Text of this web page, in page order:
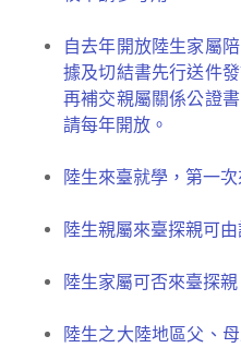
自去年開放陸生家屬
據及切結書先行送件
再補交親屬關係公證
請每年開放。
陸生來臺就學，第一
陸生親屬來臺探親可
陸生家屬可否來臺探親
陸生之大陸地區父、